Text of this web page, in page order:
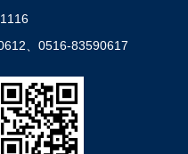
、0516-83590617